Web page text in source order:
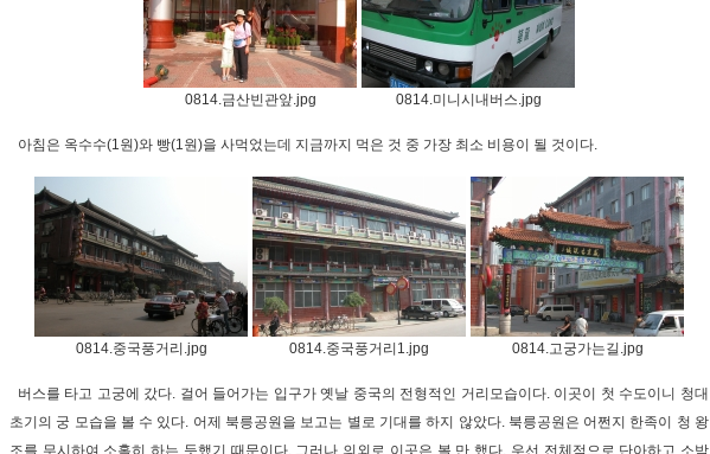
0814.금산빈관앞.jpg 0814.미니시내버스.jpg
아침은 옥수수(1원)와 빵(1원)을 사먹었는데 지금까지 먹은 것 중 가장 최소 비용이 될 것이다.
0814.중국풍거리.jpg 0814.중국풍거리1.jpg 0814.고궁가는길.jpg
버스를 타고 고궁에 갔다. 걸어 들어가는 입구가 옛날 중국의 전형적인 거리모습이다. 이곳이 첫 수도이니 청대
초기의 궁 모습을 볼 수 있다. 어제 북릉공원을 보고는 별로 기대를 하지 않았다. 북릉공원은 어쩐지 한족이 청 왕
조를 무시하여 소홀히 하는 듯했기 때문이다. 그러나 의외로 이곳은 볼 만 했다. 우선 전체적으로 단아하고 소박